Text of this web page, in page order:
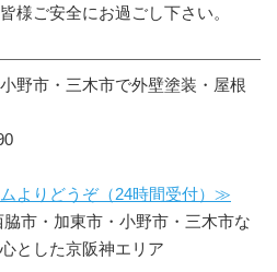
様ご安全にお過ごし下さい。
野市・三木市で外壁塗装・屋根
よりどうぞ（24時間受付）≫
脇市・加東市・小野市・三木市な
とした京阪神エリア